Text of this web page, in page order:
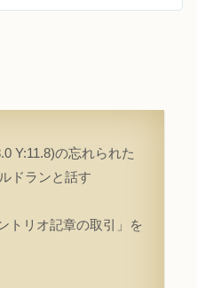
Y:11.8)の忘れられた
ドランと話す
トリオ記章の取引」を